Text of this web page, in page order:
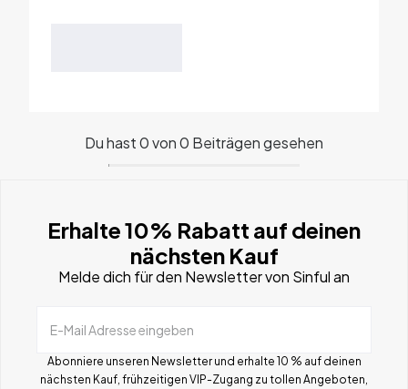
Du hast 0 von 0 Beiträgen gesehen
Erhalte 10% Rabatt auf deinen
nächsten Kauf
Melde dich für den Newsletter von Sinful an
E-Mail Adresse eingeben
Abonniere unseren Newsletter und erhalte 10 % auf deinen
nächsten Kauf, frühzeitigen VIP-Zugang zu tollen Angeboten,